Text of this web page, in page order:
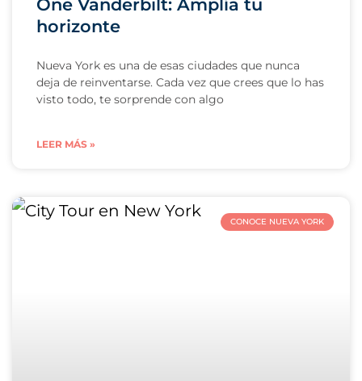
One Vanderbilt: Amplía tu
horizonte
Nueva York es una de esas ciudades que nunca
deja de reinventarse. Cada vez que crees que lo has
visto todo, te sorprende con algo
LEER MÁS »
CONOCE NUEVA YORK